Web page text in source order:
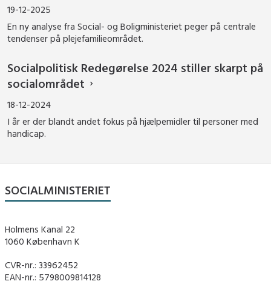
19-12-2025
En ny analyse fra Social- og Boligministeriet peger på centrale
tendenser på plejefamilieområdet.
Socialpolitisk Redegørelse 2024 stiller skarpt på
socialområdet
18-12-2024
I år er der blandt andet fokus på hjælpemidler til personer med
handicap.
SOCIALMINISTERIET
Holmens Kanal 22
1060 København K
CVR-nr.: 33962452
EAN-nr.: 5798009814128